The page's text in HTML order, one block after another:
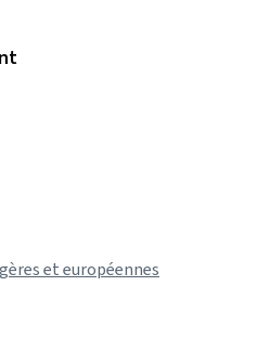
et européennes